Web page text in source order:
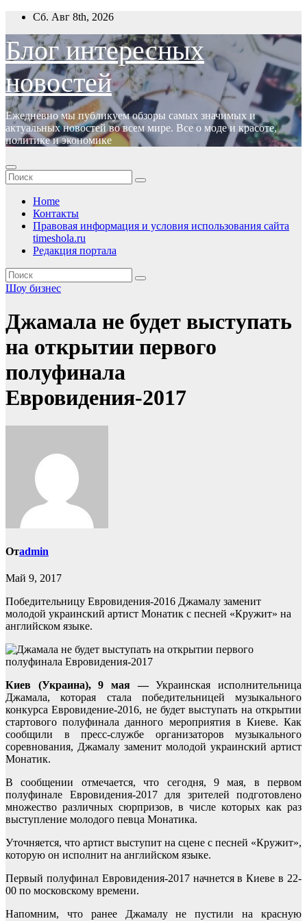
Перейти
содержимому
Сб. Авг 8th, 2026
Блог интересных
новостей
Ежедневно мы публикуем обзоры самых значимых и
актуальных новостей во всем мире. Все о моде и красоте,
политике и экономике
Home
Контакты
Правовая информация и условия использования сайта
timeshola.ru
Редакция портала
Шоу бизнес
Джамала не будет выступать
на открытии первого
полуфинала
Евровидения-2017
Отadmin
Май 9, 2017
Победительницу Евровидения-2016 Джамалу заменит
молодой украинский артист Монатик с песней «Кружит» на
английском языке.
Киев (Украина), 9 мая —Украинская исполнительница
Джамала, которая стала победительницей музыкального
конкурса Евровидение-2016, не будет выступать на открытии
стартового полуфинала данного мероприятия в Киеве. Как
сообщили в пресс-службе организаторов музыкального
соревнования, Джамалу заменит молодой украинский артист
Монатик.
В сообщении отмечается, что сегодня, 9 мая, в первом
полуфинале Евровидения-2017 для зрителей подготовлено
множество различных сюрпризов, в числе которых как раз
выступление молодого певца Монатика.
Уточняется, что артист выступит на сцене с песней «Кружит»,
которую он исполнит на английском языке.
Первый полуфинал Евровидения-2017 начнется в Киеве в 22-
00 по московскому времени.
Напомним, что ранее Джамалу не пустили на красную